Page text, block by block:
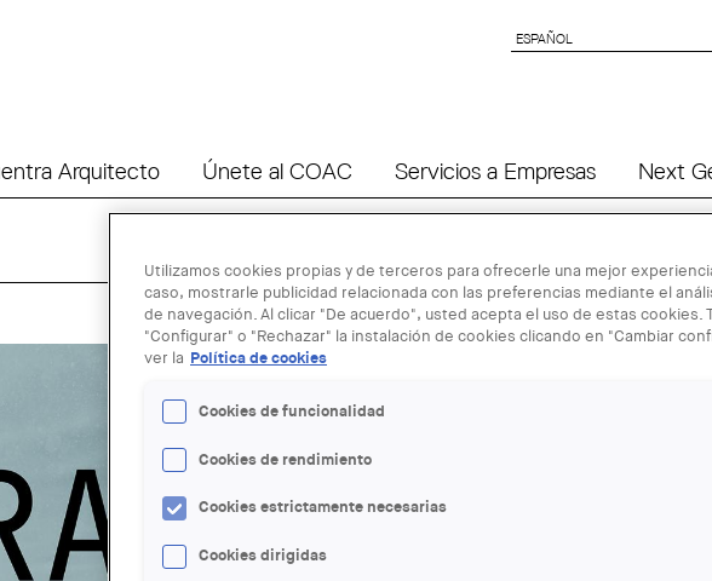
ESPAÑOL
ESPAÑOL
Arquitecto Únete al COAC Servicios a Empresas Next
Miradas:
Utilizamos cookies propias y de terceros para ofrecerle una mejor
caso, mostrarle publicidad relacionada con las preferencias mediante el
de navegación. Al clicar "De acuerdo", usted acepta el uso de estas cookies.
"Configurar" o "Rechazar" la instalación de cookies clicando en "Cambiar
ver la Política de cookies
Cookies de funcionalidad
Cookies de rendimiento
Cookies estrictamente necesarias
Cookies dirigidas